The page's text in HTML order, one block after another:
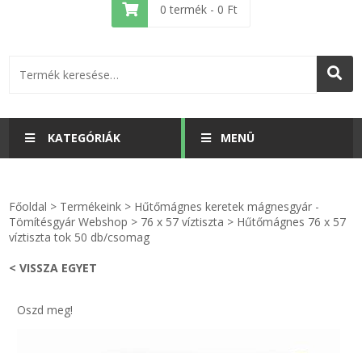
0 termék - 0 Ft
KATEGÓRIÁK
KULCSTARTÓ - KULCSKARIKA
MENÜ
videók
Főoldal > Termékeink > Hűtőmágnes keretek mágnesgyár -
Tömítésgyár Webshop > 76 x 57 víztiszta > Hűtőmágnes 76 x 57
víztiszta tok 50 db/csomag
< VISSZA EGYET
Oszd meg!